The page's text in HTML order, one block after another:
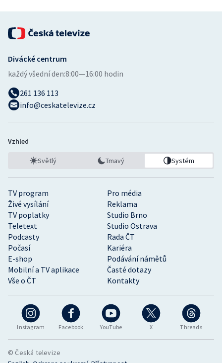
Instagram Facebook YouTube X Threads
TV program
Pro média
Živé vysílání
Reklama
TV poplatky
Studio Brno
Teletext
Studio Ostrava
Podcasty
Rada ČT
Počasí
Kariéra
E-shop
Podávání námětů
Mobilní a TV aplikace
Časté dotazy
Vše o ČT
Kontakty
Divácké centrum
každý všední den:8:00—16:00 hodin
261 136 113
info@ceskatelevize.cz
Vzhled
Světlý Tmavý Systém
© Česká televize